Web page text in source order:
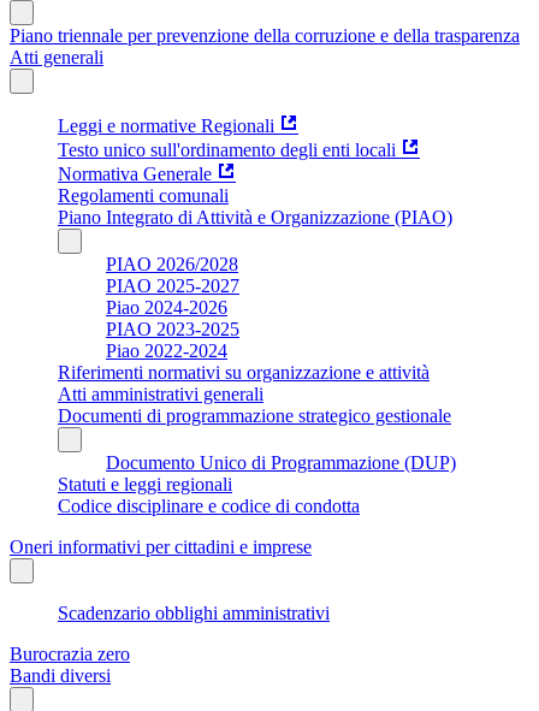
Piano triennale per prevenzione della corruzione e della trasparenza
Atti generali
Leggi e normative Regionali
Testo unico sull'ordinamento degli enti locali
Normativa Generale
Regolamenti comunali
Piano Integrato di Attività e Organizzazione (PIAO)
PIAO 2026/2028
PIAO 2025-2027
Piao 2024-2026
PIAO 2023-2025
Piao 2022-2024
Riferimenti normativi su organizzazione e attività
Atti amministrativi generali
Documenti di programmazione strategico gestionale
Documento Unico di Programmazione (DUP)
Statuti e leggi regionali
Codice disciplinare e codice di condotta
Oneri informativi per cittadini e imprese
Scadenzario obblighi amministrativi
Burocrazia zero
Bandi diversi